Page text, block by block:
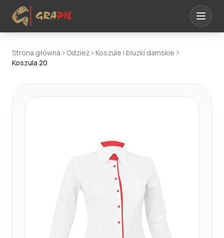
Strona główna Odzież
Koszule i bluzki damskie
Koszula 20